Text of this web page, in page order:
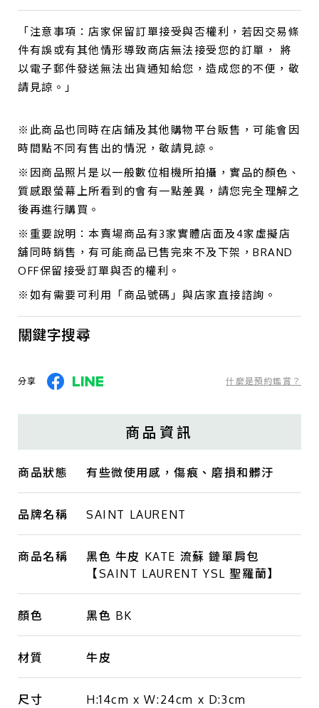
「注意事項：店家保留訂單接受與否權利，若因交易條
件有誤或有其他情形導致商店無法接受您的訂單， 將
以電子郵件發送無法出貨通知給您，造成您的不便，敬
請見諒。」
※此商品也同時在店鋪及其他購物平台販售，可能會因
時間點不同有售出的情況，敬請見諒。
※因商品照片是以一般數位相機所拍攝，實品的顏色、
質感跟螢幕上所看到的會有一點差異，請您完全理解之
後再進行購買。
※重要說明：本賣場商品有3家實體店面及4家虛擬店
舖同時銷售，有可能商品已售完來不及下架，BRAND
OFF保留接受訂單與否的權利。
※如有需要可利用「商品號碼」與店家直接諮詢。
關鍵字搜尋
分享 什麼是預約鑑賞？
商品資訊
商品狀態 有些微使用感，傷痕、磨損和髒汙
品牌名稱 SAINT LAURENT
商品名稱
黑色 牛皮 KATE 流蘇 鏈單肩包
【SAINT LAURENT YSL 聖羅蘭】
顏色 黑色 BK
材質 牛皮
尺寸 H:14cm x W:24cm x D:3cm